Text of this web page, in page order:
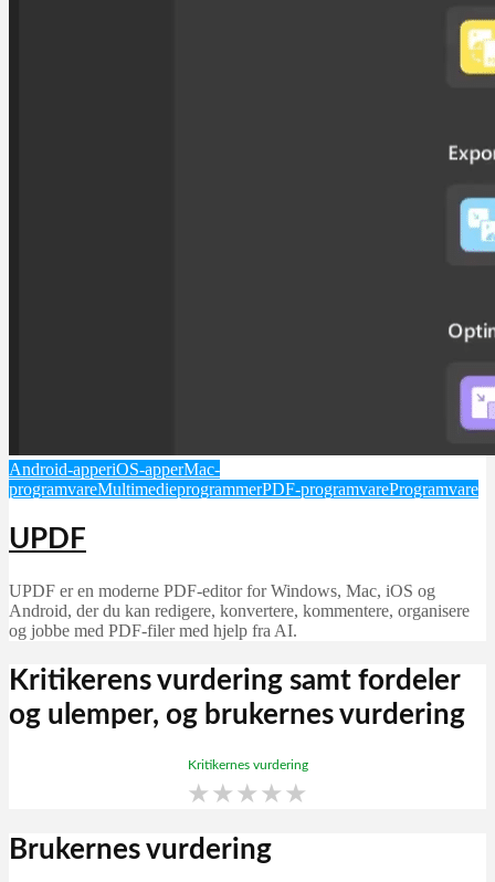
Android-apperiOS-apperMac-
programvareMultimedieprogrammerPDF-programvareProgramvare
UPDF
UPDF er en moderne PDF-editor for Windows, Mac, iOS og
Android, der du kan redigere, konvertere, kommentere, organisere
og jobbe med PDF-filer med hjelp fra AI.
Kritikerens vurdering samt fordeler
og ulemper, og brukernes vurdering
Kritikernes vurdering
★★★★★
Brukernes vurdering